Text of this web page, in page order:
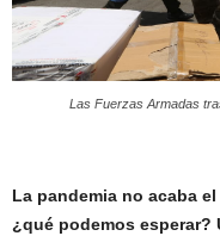
Las Fuerzas Armadas
La pandemia no acaba
¿qué podemos